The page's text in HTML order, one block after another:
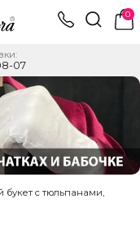
0
07
с тюльпанами,